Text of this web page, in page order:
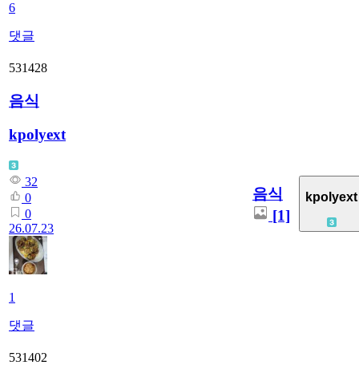
6
댓글
531428
음식
kpolyext
32
0
0
26.07.23
1
댓글
음식
[1]
kpolyext
531402